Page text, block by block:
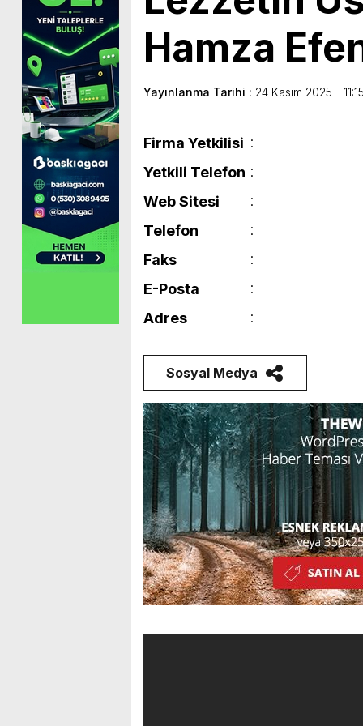
Hamza
Yayınlanma Tarihi : 24 Kasım 2025 -
Firma Yetkilisi
Yetkili Telefon
Web Sitesi
Telefon
Faks
E-Posta
Adres
Sosyal Medya